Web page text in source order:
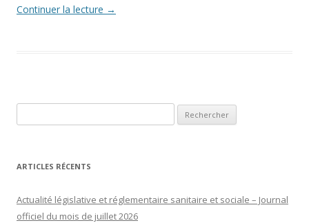
Continuer la lecture →
ARTICLES RÉCENTS
Actualité législative et réglementaire sanitaire et sociale – Journal
officiel du mois de juillet 2026